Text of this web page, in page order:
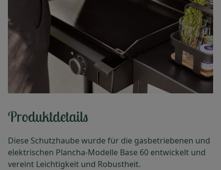
Produktdetails
Diese Schutzhaube wurde für die gasbetriebenen und
elektrischen Plancha-Modelle Base 60 entwickelt und
vereint Leichtigkeit und Robustheit.